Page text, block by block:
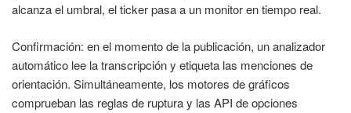
alcanza el umbral, el ticker pasa a un monitor en tiempo real.
Confirmación: en el momento de la publicación, un analizador
automático lee la transcripción y etiqueta las menciones de
orientación. Simultáneamente, los motores de gráficos
comprueban las reglas de ruptura y las API de opciones